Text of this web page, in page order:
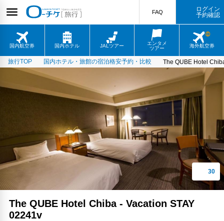
国内航空券 国内ホテル JALツアー
エンタメ
ツアー
海外航空券
FAQ
ログイン
予約確認
旅行TOP 国内ホテル・旅館の宿泊格安予約・比較 The QUBE Hotel
The QUBE Hotel Chiba - Vacation STAY
02241v